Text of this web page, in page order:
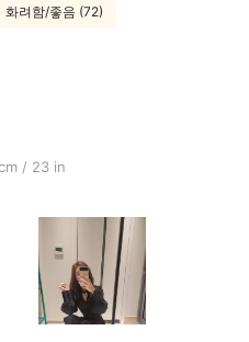
화려함/좋음 (72)
/ 31 in, 색: 블랙, 사이즈: XS
/ 23 in